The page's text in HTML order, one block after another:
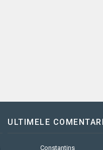
ULTIMELE COMENTARII
Constantins